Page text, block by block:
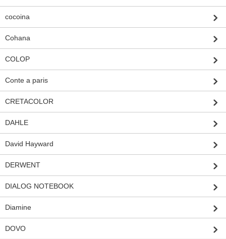
cocoina
Cohana
COLOP
Conte a paris
CRETACOLOR
DAHLE
David Hayward
DERWENT
DIALOG NOTEBOOK
Diamine
DOVO